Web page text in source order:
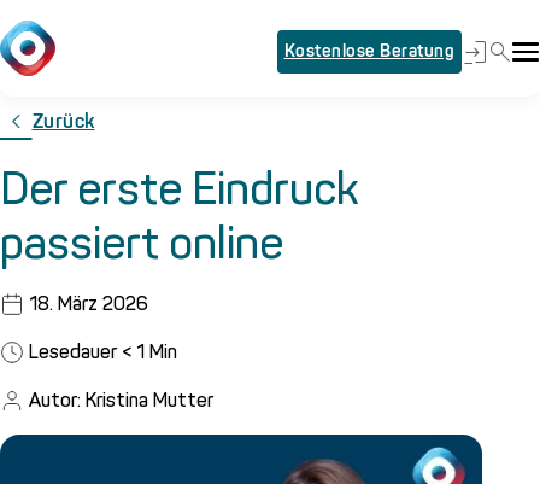
Kostenlose Beratung
Zurück
Der erste Eindruck
passiert online
18. März 2026
Lesedauer < 1 Min
Autor: Kristina Mutter